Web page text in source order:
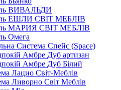
ВИВАЛЬДИ
ЕШЛИ СВІТ МЕБЛІВ
МАРИЯ СВІТ МЕБЛІВ
Омега
Cистема Спейс (Space)
Амбре Дуб артизан
Амбре Дуб Білий
Лацио Світ-Меблів
Ливорно Світ Меблів